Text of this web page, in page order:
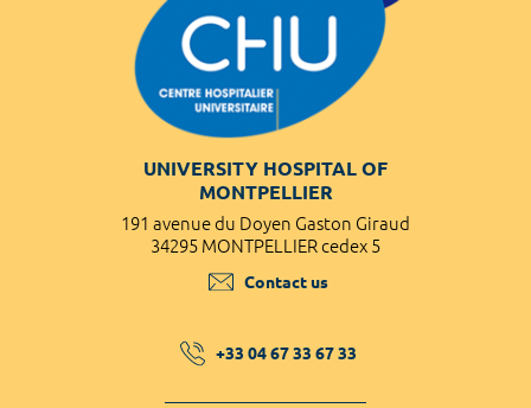
UNIVERSITY HOSPITAL OF
MONTPELLIER
191 avenue du Doyen Gaston Giraud
34295 MONTPELLIER cedex 5
Contact us
+33 04 67 33 67 33